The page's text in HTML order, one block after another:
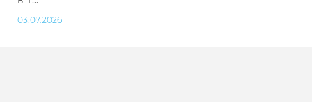
03.07.2026